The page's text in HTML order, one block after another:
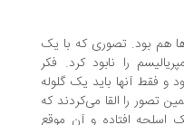
تصوری که با یک
را نابود کرد. فکر
آنها باید یک گلوله
را القا می‌کردند که
افتاده و آن موقع